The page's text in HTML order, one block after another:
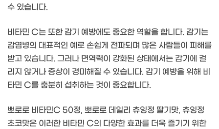
수 있습니다.
비타민 C는 또한 감기 예방에도 중요한 역할을 합니다. 감기는
감염병의 대표적인 예로 손쉽게 전파되며 많은 사람들이 피해를
받고 있습니다. 그러나 면역력이 강화된 상태에서는 감기에 걸
리지 않거나 증상이 경미해질 수 있습니다. 감기 예방을 위해 비
타민 C를 충분히 섭취하는 것이 중요합니다.
뽀로로 비타민C 50정, 뽀로로 데일리 츄잉정 딸기맛, 츄잉정
초코맛은 이러한 비타민 C의 다양한 효과를 더욱 즐기기 위한